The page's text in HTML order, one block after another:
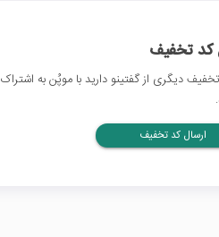
کد تخفیف
دیگری از گفتینو دارید با موپُن به اشتراک
ارسال کد تخفیف